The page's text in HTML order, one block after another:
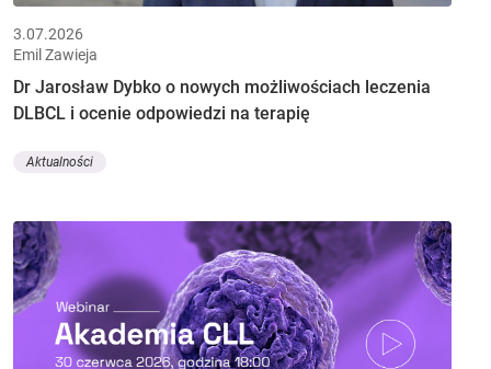
3.07.2026
Emil Zawieja
Dr Jarosław Dybko o nowych możliwościach leczenia
DLBCL i ocenie odpowiedzi na terapię
Aktualności